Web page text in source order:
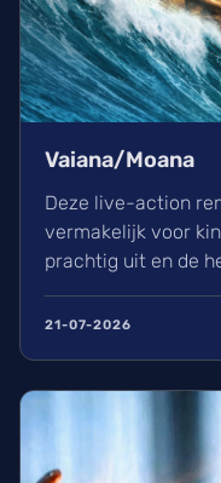
Vaiana/Moana
Deze live-action
vermakelijk voor
prachtig uit en de
kippenvel. Hoewel
avontuur voor een
21-07-2026